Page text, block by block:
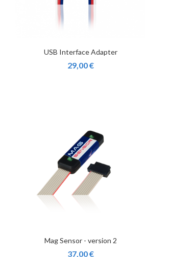
USB Interface Adapter
29,00 €
Mag Sensor - version 2
37,00 €